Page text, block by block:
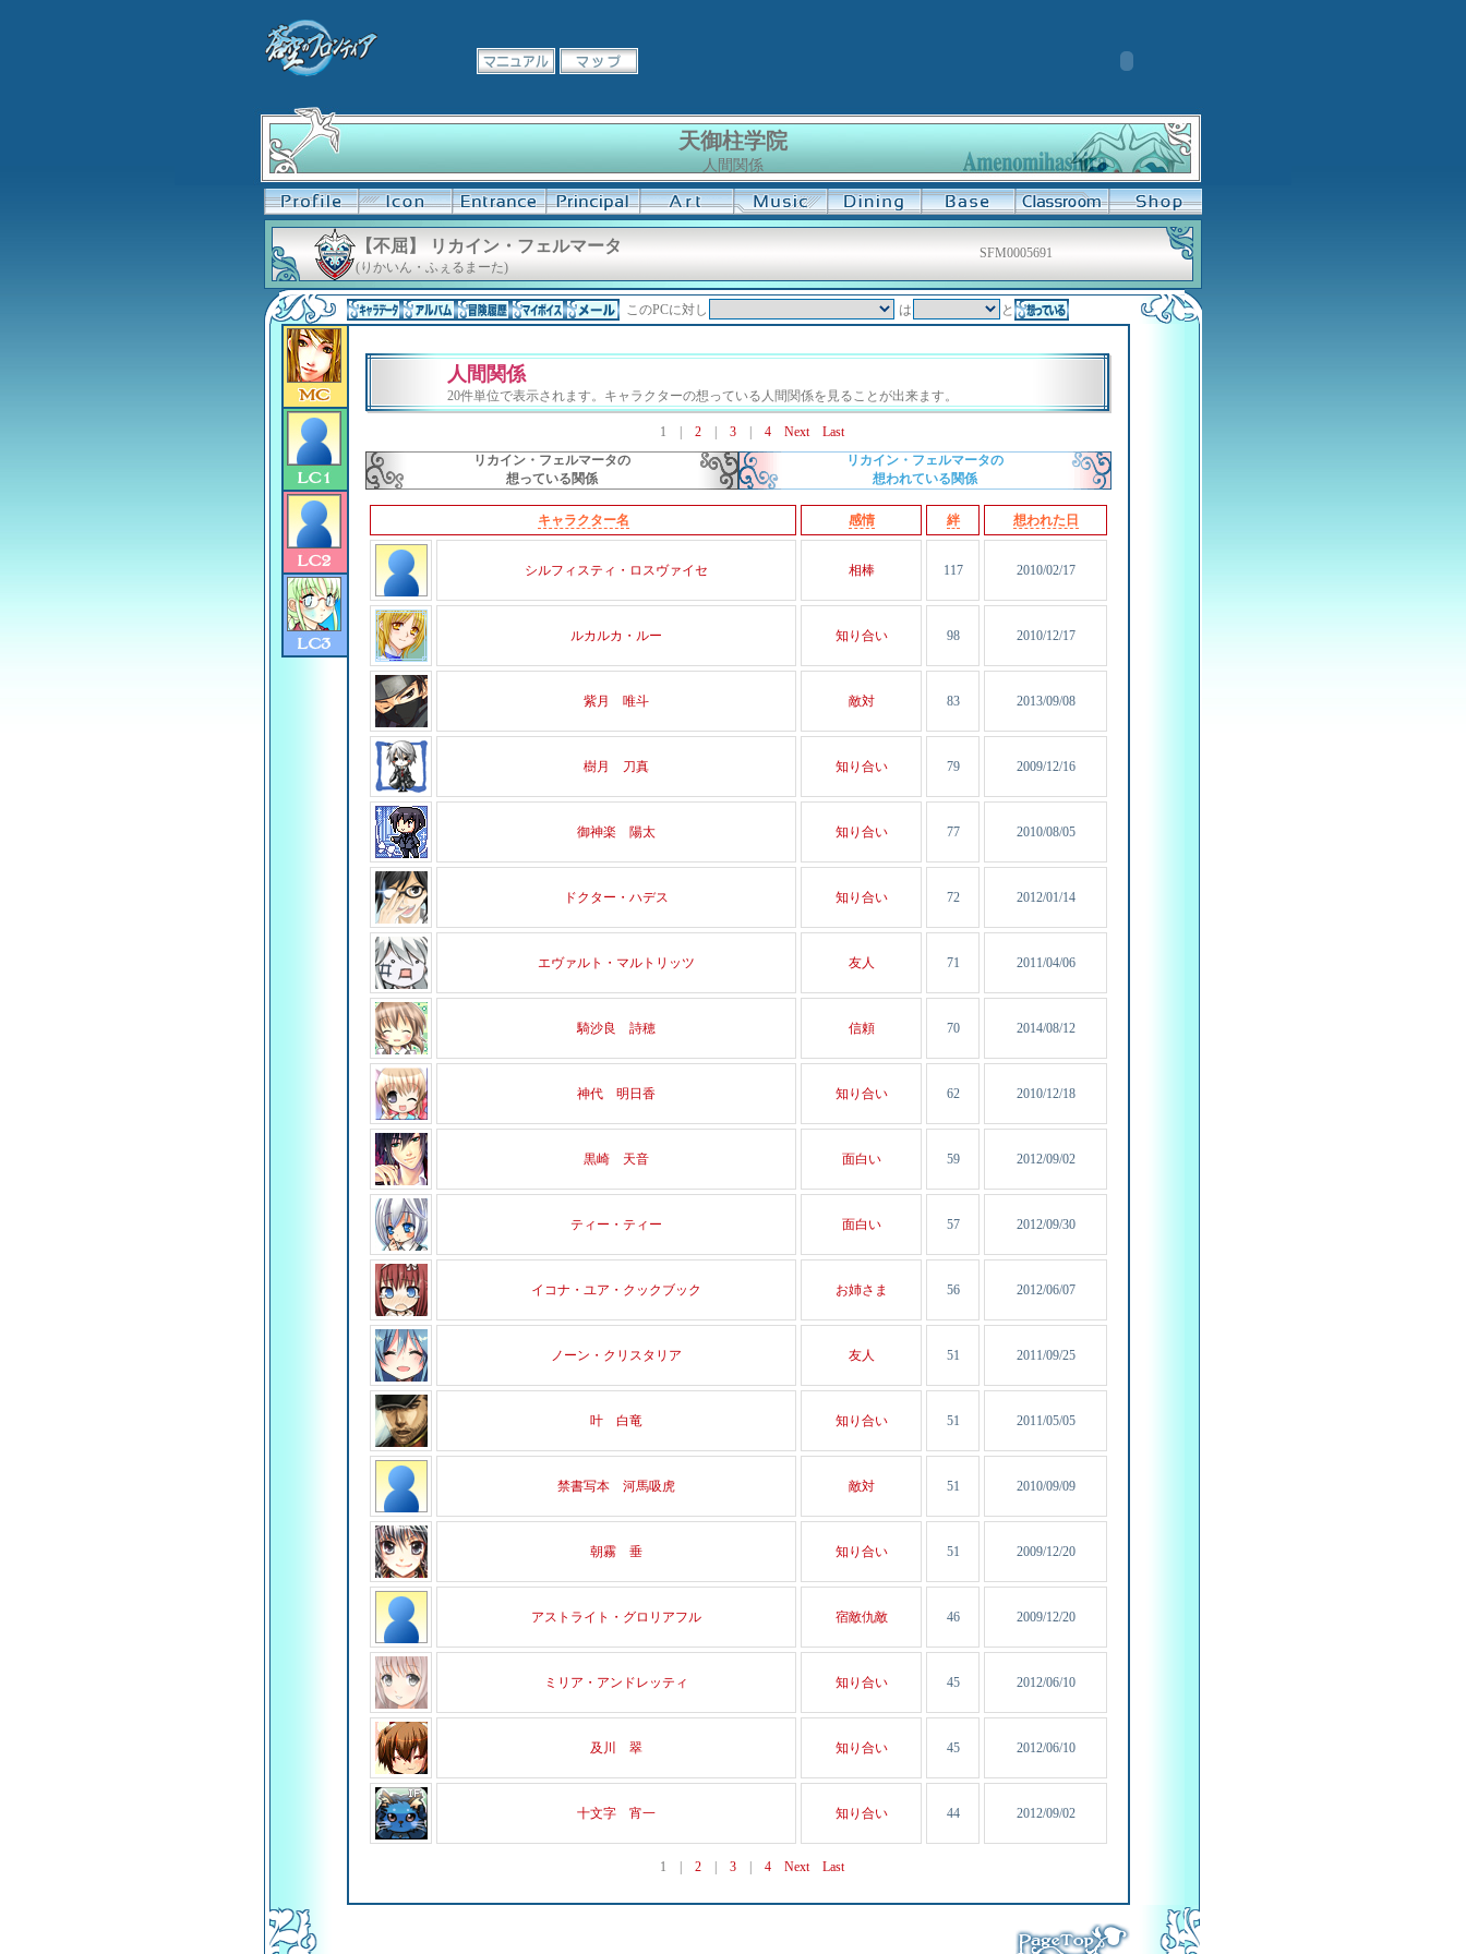
天御柱学院
人間関係
【不屈】 リカイン・フェルマータ
(りかいん・ふぇるまーた)
SFM0005691
このPCに対し は と
人間関係
20件単位で表示されます。キャラクターの想っている人間関係を見ることが出来ます。
1 2| 3| 4 Next
Last
リカイン・フェルマータの
想っている関係
リカイン・フェルマータの
想われている関係
キャラクター名 感情 絆 想われた日
シルフィスティ・ロスヴァイセ 相棒 117 2010/02/17
ルカルカ・ルー 知り合い 98 2010/12/17
紫月 唯斗 敵対 83 2013/09/08
樹月 刀真 知り合い 79 2009/12/16
御神楽 陽太 知り合い 77 2010/08/05
ドクター・ハデス 知り合い 72 2012/01/14
エヴァルト・マルトリッツ 友人 71 2011/04/06
騎沙良 詩穂 信頼 70 2014/08/12
神代 明日香 知り合い 62 2010/12/18
黒崎 天音 面白い 59 2012/09/02
ティー・ティー 面白い 57 2012/09/30
イコナ・ユア・クックブック お姉さま 56 2012/06/07
ノーン・クリスタリア 友人 51 2011/09/25
叶 白竜 知り合い 51 2011/05/05
禁書写本 河馬吸虎 敵対 51 2010/09/09
朝霧 垂 知り合い 51 2009/12/20
アストライト・グロリアフル 宿敵仇敵 46 2009/12/20
ミリア・アンドレッティ 知り合い 45 2012/06/10
及川 翠 知り合い 45 2012/06/10
十文字 宵一 知り合い 44 2012/09/02
1 2| 3| 4 Next Last